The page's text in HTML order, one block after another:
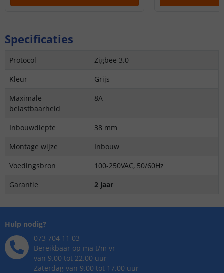
Specificaties
Protocol
Zigbee 3.0
Kleur
Grijs
Maximale
belastbaarheid
8A
Inbouwdiepte
38 mm
Montage wijze
Inbouw
Voedingsbron
100-250VAC, 50/60Hz
Garantie
2 jaar
Hulp nodig?
073 704 11 03
Bereikbaar op ma t/m vr
van 9.00 tot 22.00 uur
Zaterdag van 9.00 tot 17.00 uur